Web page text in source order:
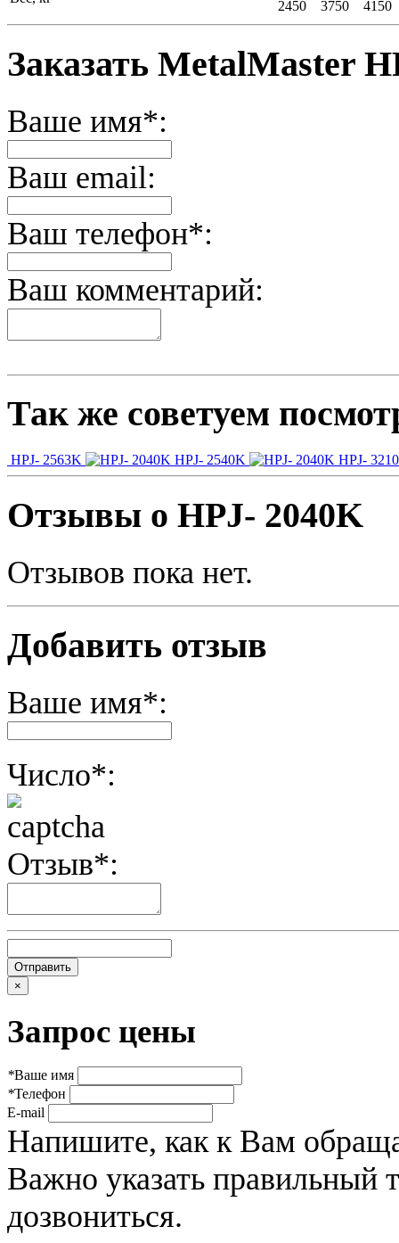
2450
3750
4150
Заказать MetalMaster
Ваше имя*:
Ваш email:
Ваш телефон*:
Ваш комментарий:
Так же советуем
HPJ- 2563K HPJ- 2540K HPJ-
Отзывы о HPJ- 2040K
Отзывов пока нет.
Добавить отзыв
Ваше имя*:
Число*:
Отзыв*:
×
Запрос цены
*Ваше имя
*Телефон
E-mail
Напишите, как к Вам
Важно указать
дозвониться.